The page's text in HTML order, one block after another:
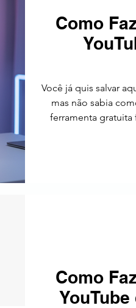
Como
Você já quis salvar
mas não sabia
ferramenta
Como